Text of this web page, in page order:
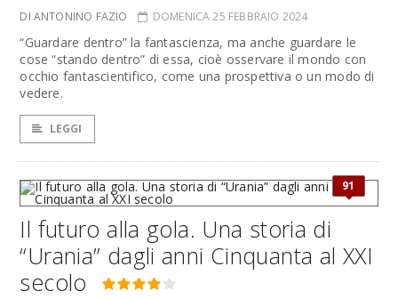
DI ANTONINO FAZIO DOMENICA 25 FEBBRAIO 2024
“Guardare dentro” la fantascienza, ma anche guardare le
cose “stando dentro” di essa, cioè osservare il mondo con
occhio fantascientifico, come una prospettiva o un modo di
vedere.
LEGGI
91
Il futuro alla gola. Una storia di
“Urania” dagli anni Cinquanta al XXI
secolo